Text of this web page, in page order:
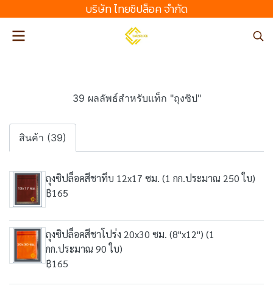
บริษัท ไทยซิปล็อค จํากัด
39 ผลลัพธ์สำหรับแท็ก "ถุงซิป"
สินค้า (39)
ถุงซิปล็อคสีชาทึบ 12x17 ซม. (1 กก.ประมาณ 250 ใบ)
฿165
ถุงซิปล็อคสีชาโปร่ง 20x30 ซม. (8"x12") (1
กก.ประมาณ 90 ใบ)
฿165